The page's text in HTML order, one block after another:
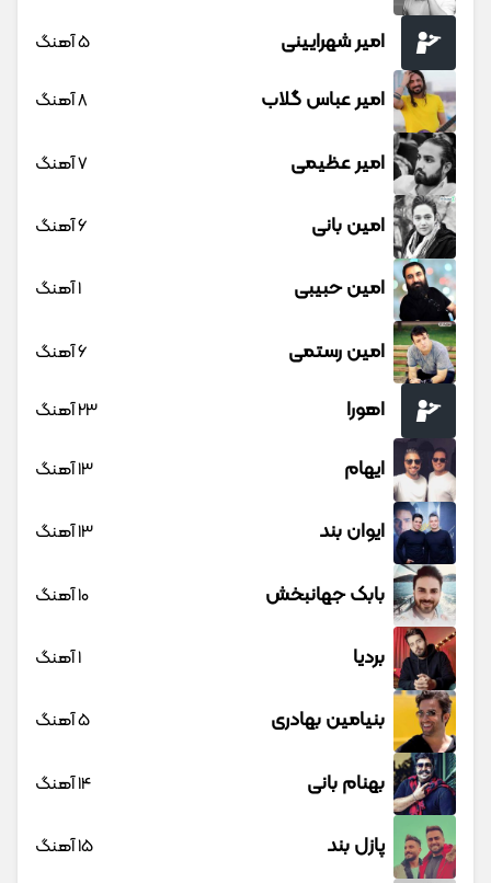
امیر شهرایینی 5 آهنگ
امیر عباس گلاب 8 آهنگ
امیر عظیمی 7 آهنگ
امین بانی 6 آهنگ
امین حبیبی 1 آهنگ
امین رستمی 6 آهنگ
اهورا 23 آهنگ
ایهام 13 آهنگ
ایوان بند 13 آهنگ
بابک جهانبخش 10 آهنگ
بردیا 1 آهنگ
بنیامین بهادری 5 آهنگ
بهنام بانی 14 آهنگ
پازل بند 15 آهنگ